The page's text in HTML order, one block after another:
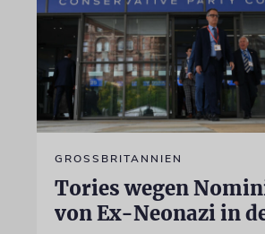
GROSSBRITANNIEN
Tories wegen
von Ex-Neonazi in